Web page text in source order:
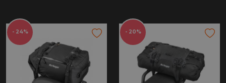
- 24% - 20%